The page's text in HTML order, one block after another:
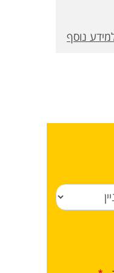
נוסף